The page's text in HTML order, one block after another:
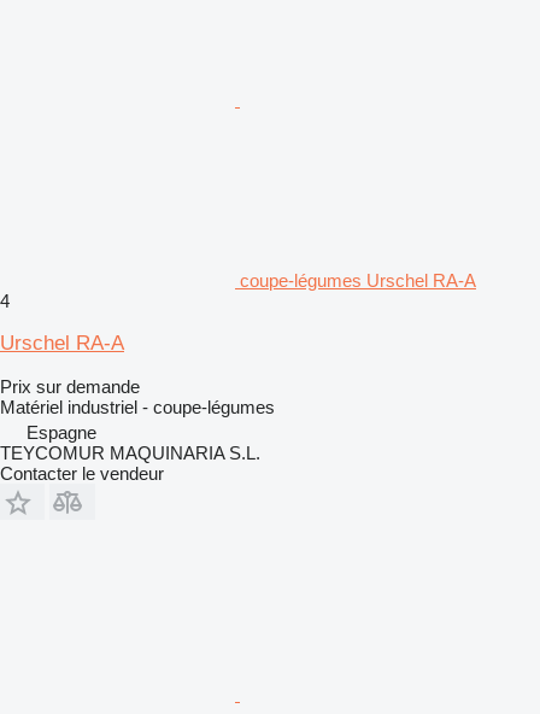
coupe-légumes Urschel RA-A
4
Urschel RA-A
Prix sur demande
Matériel industriel - coupe-légumes
Espagne
TEYCOMUR MAQUINARIA S.L.
Contacter le vendeur